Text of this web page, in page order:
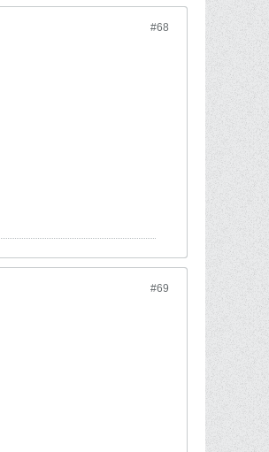
#68
#69